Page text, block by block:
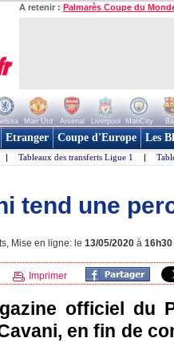
A retenir : Palmarès Coupe du
Man Utd Arsenal Liverpool ManCity
Etranger Coupe d'Europe Les
| Tableaux des transferts Ligue 1 |
tend une
Mise en ligne: le 13/05/2020 à 16h30
Imprimer
officiel du
en fin de